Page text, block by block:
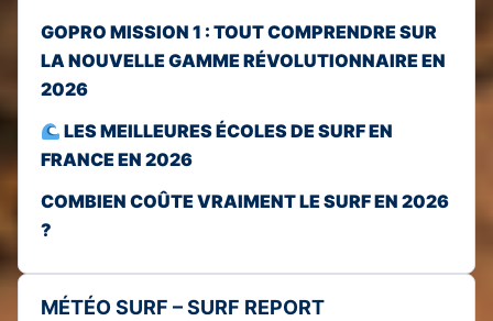
GOPRO MISSION 1 : TOUT COMPRENDRE SUR
LA NOUVELLE GAMME RÉVOLUTIONNAIRE EN
2026
LES MEILLEURES ÉCOLES DE SURF EN
FRANCE EN 2026
COMBIEN COÛTE VRAIMENT LE SURF EN 2026
?
MÉTÉO SURF – SURF REPORT